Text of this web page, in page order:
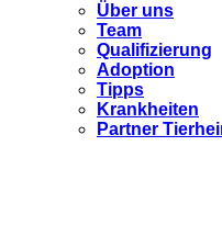
Über uns
Team
Qualifizierung
Adoption
Tipps
Krankheiten
Partner